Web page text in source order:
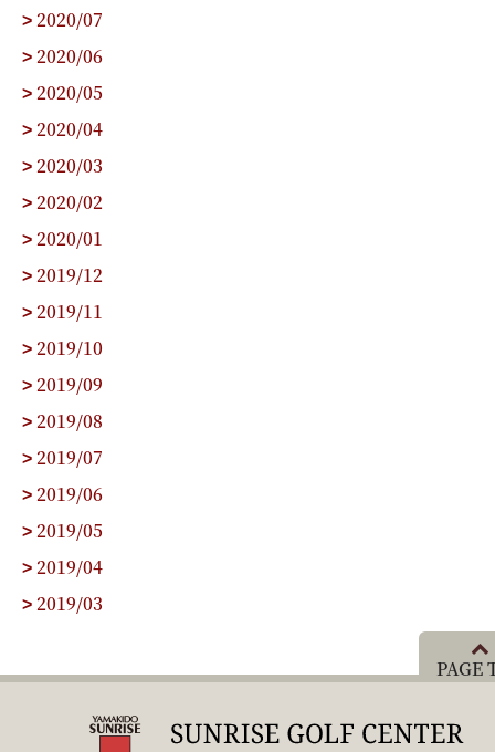
> 2020/07
> 2020/06
> 2020/05
> 2020/04
> 2020/03
> 2020/02
> 2020/01
> 2019/12
> 2019/11
> 2019/10
> 2019/09
> 2019/08
> 2019/07
> 2019/06
> 2019/05
> 2019/04
> 2019/03
PAGE